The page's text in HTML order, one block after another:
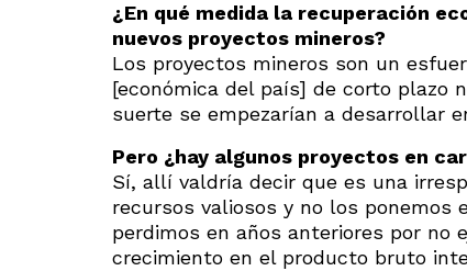
¿En qué medida la recuperación
nuevos proyectos mineros?
Los proyectos mineros son un
[económica del país] de corto plazo
suerte se empezarían a desarrollar
Pero ¿hay algunos proyectos en
Sí, allí valdría decir que es una
recursos valiosos y no los ponemos
perdimos en años anteriores por no
crecimiento en el producto bruto